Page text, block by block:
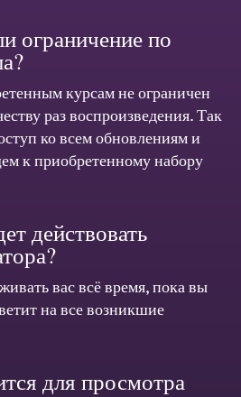
ограничение по
курсам не ограничен
раз воспроизведения. Так
ко всем обновлениям и
к приобретенному набору
действовать
вас всё время, пока вы
на все возникшие
для просмотра